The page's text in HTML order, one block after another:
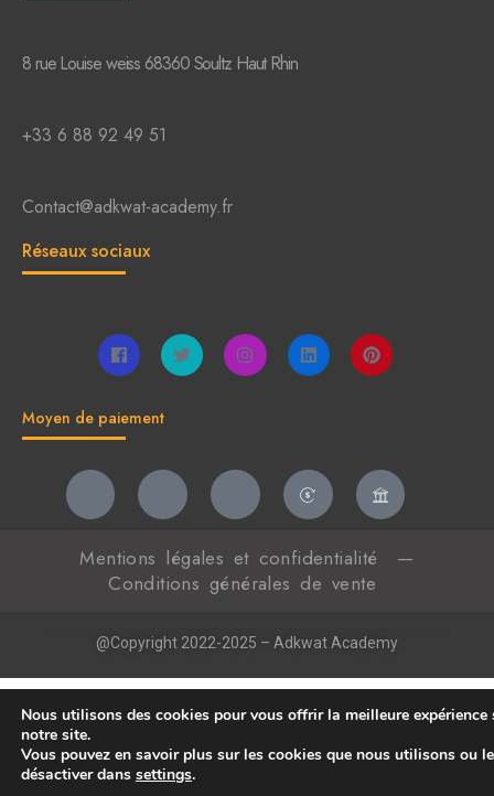
8 rue Louise weiss 68360 Soultz Haut Rhin
+33 6 88 92 49 51
Contact@adkwat-academy.fr
Réseaux sociaux
Moyen de paiement
Mentions légales et confidentialité —
Conditions générales de vente
@Copyright 2022-2025 – Adkwat Academy
Nous utilisons des cookies pour vous offrir la meilleure expérience
notre site.
Vous pouvez en savoir plus sur les cookies que nous utilisons ou
désactiver dans settings.